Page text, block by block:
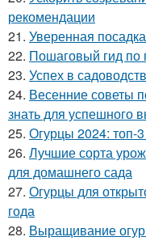
рекомендации
21. Уверенная
22. Пошаговый гид по
23. Успех в
24. Весенние советы
знать для успешного
25. Огурцы 2024: топ-
26. Лучшие сорта
для домашнего сада
27. Огурцы для
года
28. Выращивание